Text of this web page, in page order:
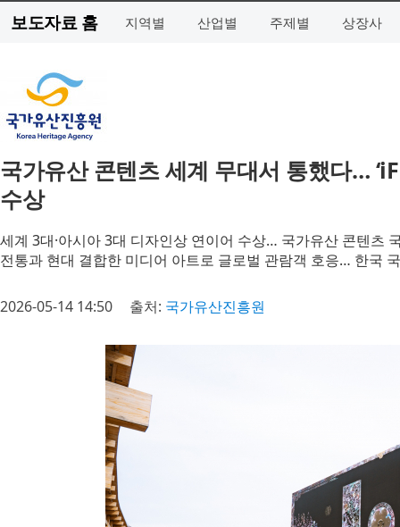
보도자료 홈 지역별 산업별 주제별 상장사
국가유산 콘텐츠 세계 무대서 통했다… ‘iF
수상
세계 3대·아시아 3대 디자인상 연이어 수상… 국가유산 콘텐츠
전통과 현대 결합한 미디어 아트로 글로벌 관람객 호응… 한국
2026-05-14 14:50 출처: 국가유산진흥원